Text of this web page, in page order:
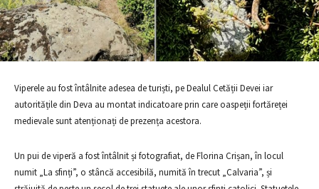
Viperele au fost întâlnite adesea de turiști, pe Dealul Cetății Devei iar
autoritățile din Deva au montat indicatoare prin care oaspeții fortăreței
medievale sunt atenționați de prezența acestora.
Un pui de viperă a fost întâlnit și fotografiat, de Florina Crișan, în locul
numit „La sfinți”, o stâncă accesibilă, numită în trecut „Calvaria”, și